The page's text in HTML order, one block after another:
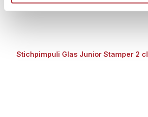
Stichpimpuli Glas Junior Stamper 2 cl